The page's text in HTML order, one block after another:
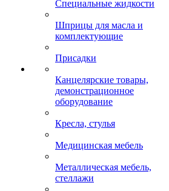
Специальные жидкости
Шприцы для масла и
комплектующие
Присадки
Канцелярские товары,
демонстрационное
оборудование
Кресла, стулья
Медицинская мебель
Металлическая мебель,
стеллажи